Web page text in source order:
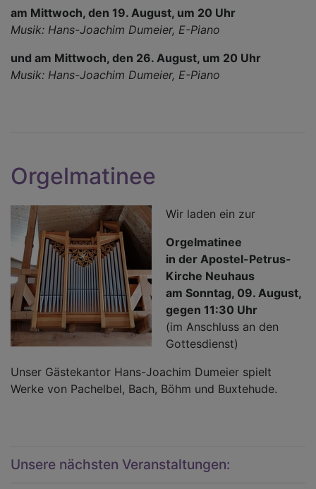
am Mittwoch, den 19. August, um 20 Uhr
Musik: Hans-Joachim Dumeier, E-Piano
und am Mittwoch, den 26. August, um 20 Uhr
Musik: Hans-Joachim Dumeier, E-Piano
Orgelmatinee
Wir laden ein zur
Orgelmatinee
in der Apostel-Petrus-
Kirche Neuhaus
am Sonntag, 09. August,
gegen 11:30 Uhr
(im Anschluss an den
Gottesdienst)
Unser Gästekantor Hans-Joachim Dumeier spielt
Werke von Pachelbel, Bach, Böhm und Buxtehude.
Unsere nächsten Veranstaltungen: